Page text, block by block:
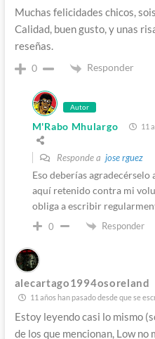
Muchas felicidades chicos,
Calidad, buen gusto, y unas
reseñas.
0 Responder
Autor
M'Rabo Mhulargo 11
Responde a jose rguez
Eso deberías agradecérselo
aquí retenido contra mi
obliga a escribir
0 Responder
alecartago1994osoreland
11 años han pasado desde que se
Estoy leyendo casi lo mismo
de los que mencionan, Low no